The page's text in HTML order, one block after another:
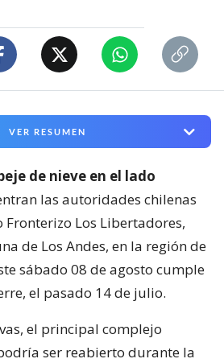
VER RESUMEN
de nieve en el lado
las autoridades chilenas
Los Libertadores,
de Los Andes, en la región de
sábado 08 de agosto cumple
el pasado 14 de julio.
el principal complejo
ser reabierto durante la